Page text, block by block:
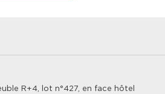
R+4, lot n°427, en face hôtel